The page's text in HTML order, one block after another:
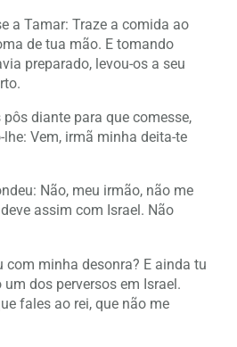
a Tamar: Traze a comida ao
de tua mão. E tomando
preparado, levou-os a seu
pôs diante para que comesse,
Vem, irmã minha deita-te
Não, meu irmão, não me
assim com Israel. Não
com minha desonra? E ainda tu
dos perversos em Israel.
fales ao rei, que não me